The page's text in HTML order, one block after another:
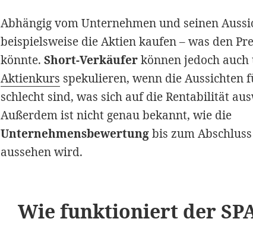
Abhängig vom Unternehmen und seinen
beispielsweise die Aktien kaufen – was den
könnte.Short-Verkäuferkönnen jedoch
Aktienkurs spekulieren, wenn die Aussichten
schlecht sind, was sich auf die Rentabilität
Außerdem ist nicht genau bekannt, wie die
Unternehmensbewertungbis zum
aussehen wird.
Wie funktioniert der